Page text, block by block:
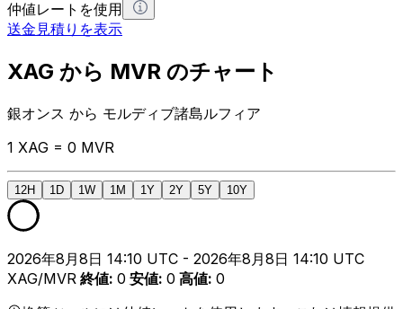
仲値レートを使用
送金見積りを表示
XAG から MVR のチャート
銀オンス から モルディブ諸島ルフィア
1 XAG = 0 MVR
12H 1D 1W 1M 1Y 2Y 5Y 10Y
2026年8月8日 14:10 UTC - 2026年8月8日 14:10 UTC
XAG/MVR 終値: 0 安値: 0 高値: 0